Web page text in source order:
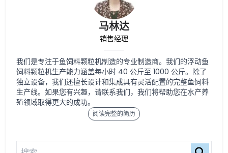
马林达
销售经理
我们是专注于鱼饲料颗粒机制造的专业制造商。我们的浮动鱼
饲料颗粒机生产能力涵盖每小时 40 公斤至 1000 公斤。除了
独立设备，我们还擅长设计和集成具有灵活配置的完整鱼饲料
生产线。如果您有兴趣，请联系我们，我们将帮助您在水产养
殖领域取得更大的成功。
阅读完整的简历